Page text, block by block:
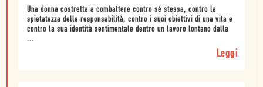
Una donna costretta a combattere contro sé stessa, contro la
spietatezza delle responsabilità, contro i suoi obiettivi di una vita e
contro la sua identità sentimentale dentro un lavoro lontano dalla
...
Leggi